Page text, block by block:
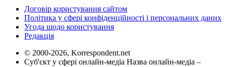
Договір користування сайтом
Політика у сфері конфіденційності і персональних даних
Угода щодо користування
Редакція
© 2000-2026, Korrespondent.net
Суб'єкт у сфері онлайн-медіа Назва онлайн-медіа –